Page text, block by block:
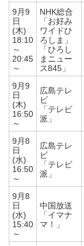
9月9
日
(木)
18:10
～
20:45
～
NHK総合
「お好み
ワイドひ
ろしま」
「ひろし
まニュー
ス845」
9月9
日
(木)
16:50
～
広島テレ
ビ
「テレビ
派」
9月8
日
(水)
16:50
～
広島テレ
ビ
「テレビ
派」
9月8
日
(水)
15:40
～
中国放送
「イマナ
マ！」